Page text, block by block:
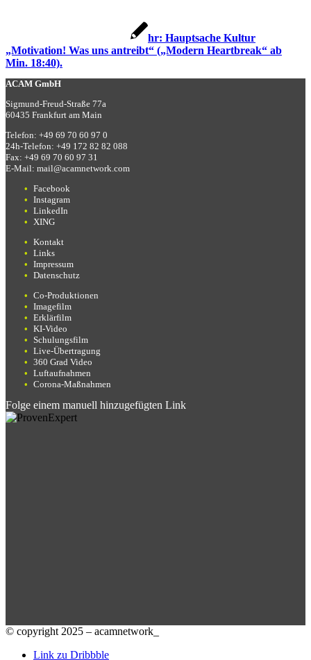
hr: Hauptsache Kultur
„Motivation! Was uns antreibt“ („Modern Heartbreak“ ab
Min. 18:40).
ACAM GmbH
Sigmund-Freud-Straße 77a
60435 Frankfurt am Main
Telefon: +49 69 70 60 97 0
24h-Telefon: +49 172 82 82 088
Fax: +49 69 70 60 97 31
E-Mail: mail@acamnetwork.com
Facebook
Instagram
LinkedIn
XING
Kontakt
Links
Impressum
Datenschutz
Co-Produktionen
Imagefilm
Erklärfilm
KI-Video
Schulungsfilm
Live-Übertragung
360 Grad Video
Luftaufnahmen
Corona-Maßnahmen
Folge einem manuell hinzugefügten Link
© copyright 2025 – acamnetwork_
Link zu Dribbble